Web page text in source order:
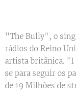
"The Bully", o
rádios do Reino
artista britânica. "I
se para seguir os
de 19 Milhões de